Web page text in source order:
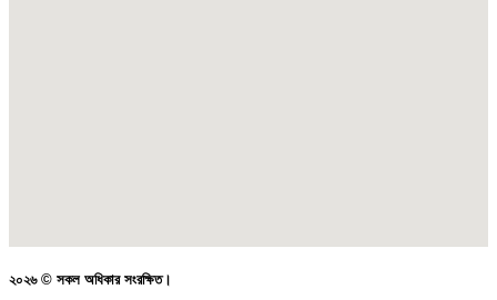
২০২৬ © সকল অধিকার সংরক্ষিত।